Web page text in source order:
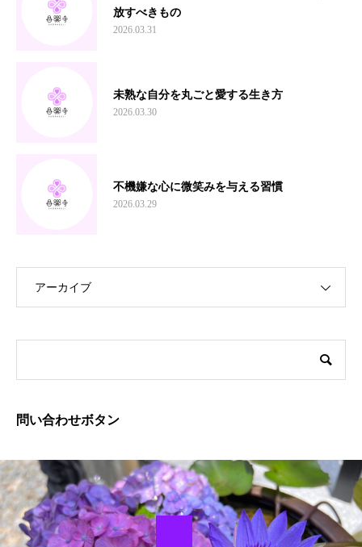
放すべきもの
2026.03.31
未熟な自分を丸ごと愛する生き方
2026.03.30
不機嫌な心に微笑みを与える習慣
2026.03.29
アーカイブ
問い合わせボタン